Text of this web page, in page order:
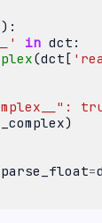
):
in dct :
(dct[
)
parse_float=